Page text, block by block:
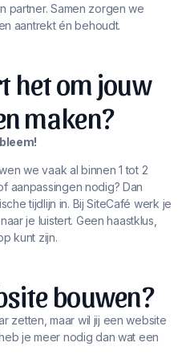
partner. Samen zorgen we
aantrekt én behoudt.
het om jouw
maken?
we vaak al binnen 1 tot 2
aanpassingen nodig? Dan
tijdlijn in. Bij SiteCafé werk je
je luistert. Geen haastklus,
kunt zijn.
bouwen?
zetten, maar wil jij een website
je meer nodig dan wat een